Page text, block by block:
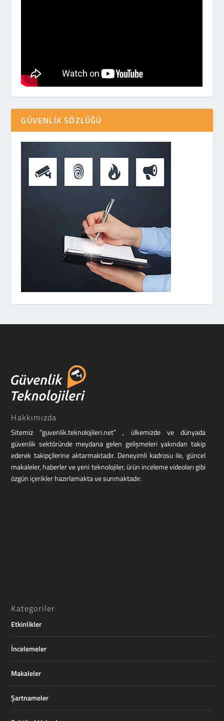
GÜVENLIK SÖZLÜĞÜ
Hakkımızda
Sitemiz “guvenlik.teknolojileri.net” , ülkemizde ve dünyada
güvenlik sektöründe meydana gelen gelişmeleri yakından takip
ederek takipçilerine aktarmaktadır. Deneyimli kadrosu ile, güncel
makaleler, haberler ve yeni teknolojiler, ürün inceleme videoları gibi
özgün içerikler hazırlamakta ve sunmaktadır.
Kategoriler
Etkinlikler
İncelemeler
Makaleler
Şartnameler